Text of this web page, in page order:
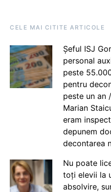
CELE MAI CITITE ARTICOLE
Șeful ISJ
personal
peste
pentru
peste un an
Marian
eram
depunem
decontarea
Nu poate
toți elevii la
absolvire,